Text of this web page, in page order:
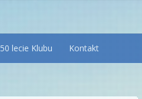
50 lecie Klubu Kontakt